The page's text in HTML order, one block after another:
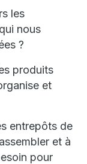
les
nous
?
produits
et
entrepôts de
et à
pour